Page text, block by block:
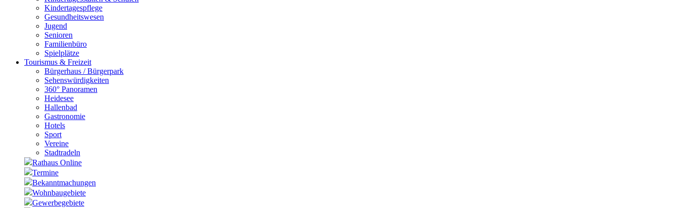
Kindertagespflege
Gesundheitswesen
Jugend
Senioren
Familienbüro
Spielplätze
Tourismus & Freizeit
Bürgerhaus / Bürgerpark
Sehenswürdigkeiten
360° Panoramen
Heidesee
Hallenbad
Gastronomie
Hotels
Sport
Vereine
Stadtradeln
Rathaus Online
Termine
Bekanntmachungen
Wohnbaugebiete
Gewerbegebiete